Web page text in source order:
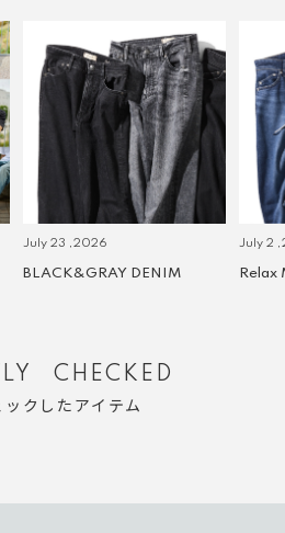
July 23 ,2026
BLACK&GRAY DENIM
July 2
Relax
CHECKED
クしたアイテム